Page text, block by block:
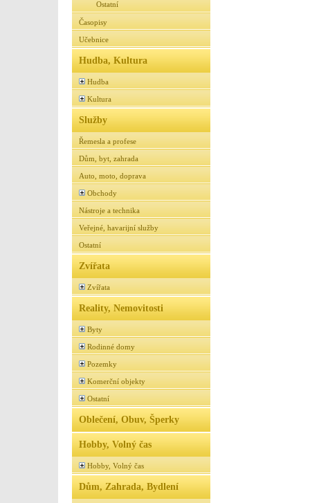
Ostatní
Časopisy
Učebnice
Hudba, Kultura
Hudba
Kultura
Služby
Řemesla a profese
Dům, byt, zahrada
Auto, moto, doprava
Obchody
Nástroje a technika
Veřejné, havarijní služby
Ostatní
Zvířata
Zvířata
Reality, Nemovitosti
Byty
Rodinné domy
Pozemky
Komerční objekty
Ostatní
Oblečení, Obuv, Šperky
Hobby, Volný čas
Hobby, Volný čas
Dům, Zahrada, Bydlení